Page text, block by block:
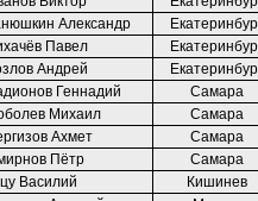
Александр
Павел
Андрей
Геннадий
Самара
Михаил
Самара
Ахмет
Самара
Пётр
Самара
Василий
Кишинев